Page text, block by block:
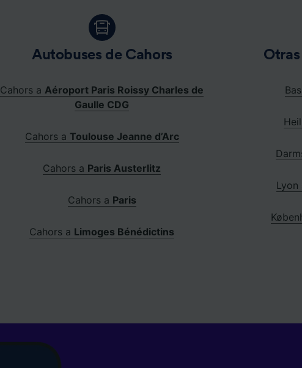
Autobuses de Cahors
Cahors aAéroport Paris Roissy Charles de
Gaulle CDG
Cahors a Toulouse Jeanne d’Arc
Cahors a Paris Austerlitz
Cahors a Paris
Cahors a Limoges Bénédictins
Lyon